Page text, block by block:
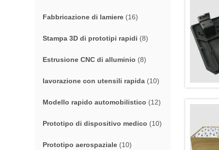
Fabbricazione di lamiere (16)
Stampa 3D di prototipi rapidi (8)
Estrusione CNC di alluminio (8)
lavorazione con utensili rapida (10)
Modello rapido automobilistico (12)
Prototipo di dispositivo medico (10)
Prototipo aerospaziale (10)